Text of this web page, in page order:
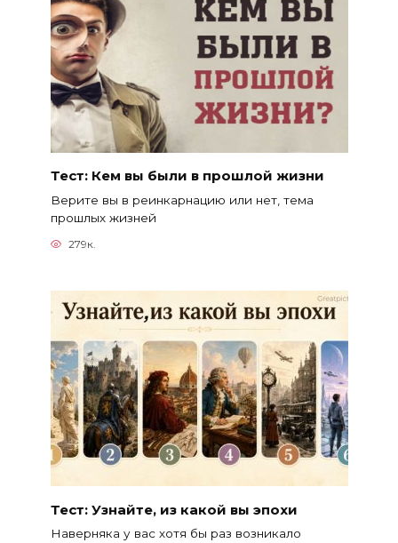
Тест: Кем вы были в прошлой жизни
Верите вы в реинкарнацию или нет, тема
прошлых жизней
279к.
Тест: Узнайте, из какой вы эпохи
Наверняка у вас хотя бы раз возникало